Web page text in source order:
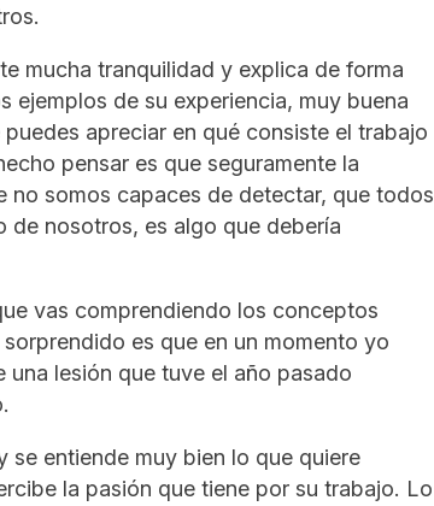
mucha tranquilidad y explica de forma
de su experiencia, muy buena
apreciar en qué consiste el trabajo
pensar es que seguramente la
no somos capaces de detectar, que todos
de nosotros, es algo que debería
vas comprendiendo los conceptos
es que en un momento yo
lesión que tuve el año pasado
entiende muy bien lo que quiere
la pasión que tiene por su trabajo. Lo